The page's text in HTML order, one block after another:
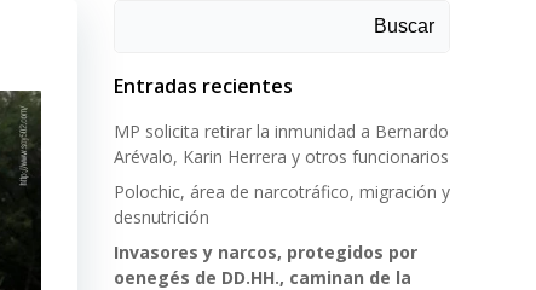
Buscar
Entradas recientes
MP solicita retirar la inmunidad a Bernardo
Arévalo, Karin Herrera y otros funcionarios
Polochic, área de narcotráfico, migración y
desnutrición
Invasores y narcos, protegidos por
oenegés de DD.HH., caminan de la